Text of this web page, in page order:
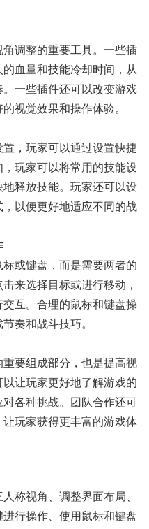
调整的重要工具。一些插
血量和技能冷却时间，从
一些插件还可以改变游戏
视觉效果和操作体验。
，玩家可以通过设置快捷
玩家可以将常用的技能设
释放技能。玩家还可以设
以便更好地适应不同的战
或键盘，而是需要两者的
来选择目标或进行移动，
互。合理的鼠标和键盘操
奏和战斗技巧。
要组成部分，也是提高视
让玩家更好地了解游戏的
各种挑战。团队合作还可
玩家获得更丰富的游戏体
称视角、调整界面布局、
行操作、使用鼠标和键盘